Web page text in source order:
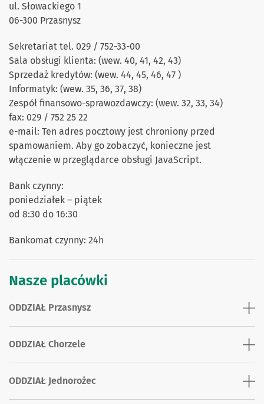
ul. Słowackiego 1
06-300 Przasnysz
Sekretariat tel. 029 / 752-33-00
Sala obsługi klienta: (wew. 40, 41, 42, 43)
Sprzedaż kredytów: (wew. 44, 45, 46, 47 )
Informatyk: (wew. 35, 36, 37, 38)
Zespół finansowo-sprawozdawczy: (wew. 32, 33, 34)
fax: 029 / 752 25 22
e-mail: Ten adres pocztowy jest chroniony przed
spamowaniem. Aby go zobaczyć, konieczne jest
włączenie w przeglądarce obsługi JavaScript.
Bank czynny:
poniedziałek – piątek
od 8:30 do 16:30
Bankomat czynny: 24h
Nasze placówki
ODDZIAŁ Przasnysz
ODDZIAŁ Chorzele
ODDZIAŁ Jednorożec